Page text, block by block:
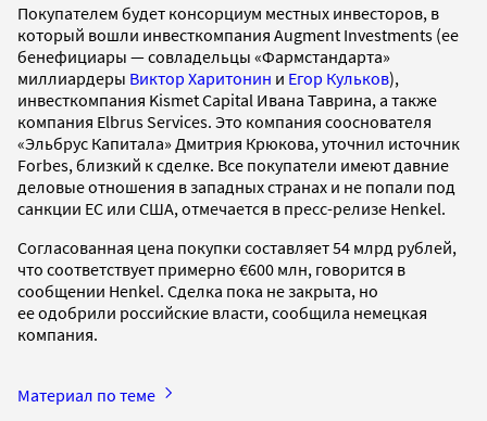
Покупателем будет консорциум местных инвесторов, в
который вошли инвесткомпания Augment Investments (ее
бенефициары — совладельцы «Фармстандарта»
миллиардеры Виктор Харитонин и Егор Кульков),
инвесткомпания Kismet Capital Ивана Таврина, а также
компания Elbrus Services. Это компания сооснователя
«Эльбрус Капитала» Дмитрия Крюкова, уточнил источник
Forbes, близкий к сделке. Все покупатели имеют давние
деловые отношения в западных странах и не попали под
санкции ЕС или США, отмечается в пресс-релизе Henkel.
Согласованная цена покупки составляет 54 млрд рублей,
что соответствует примерно €600 млн, говорится в
сообщении Henkel. Сделка пока не закрыта, но
ее одобрили российские власти, сообщила немецкая
компания.
Материал по теме